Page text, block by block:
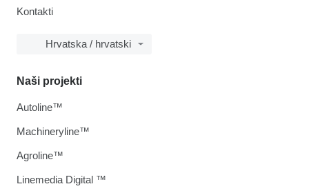
Kontakti
Hrvatska / hrvatski
Naši projekti
Autoline™
Machineryline™
Agroline™
Linemedia Digital ™